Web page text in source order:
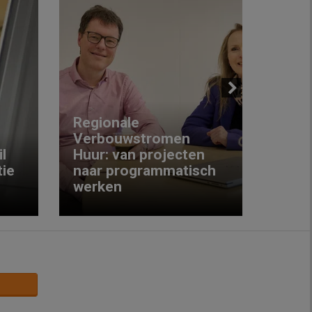
Regionale
Verbouwstromen
Huur: van projecten
naar programmatisch
werken
Next